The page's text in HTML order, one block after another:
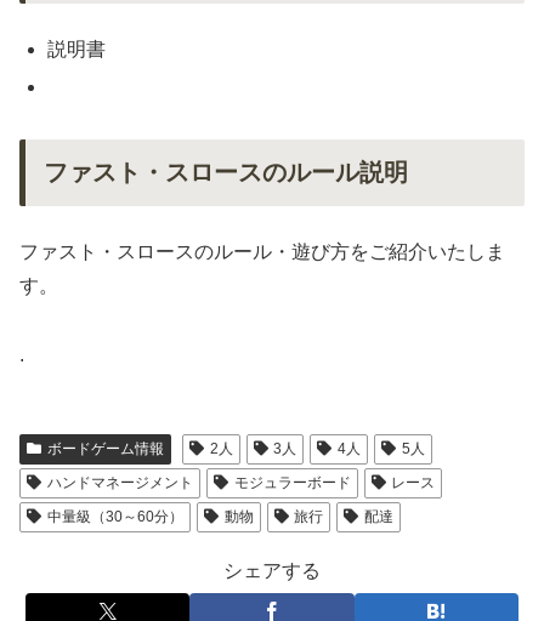
説明書
ファスト・スロースのルール説明
ファスト・スロースのルール・遊び方をご紹介いたしま
す。
.
ボードゲーム情報 2人 3人 4人
5人
ハンドマネージメント
モジュラーボード
レース
中量級（30～60分）
動物 旅行 配達
シェアする